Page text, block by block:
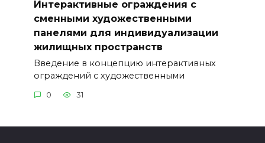
Интерактивные ограждения с
сменными художественными
панелями для индивидуализации
жилищных пространств
Введение в концепцию интерактивных
ограждений с художественными
0 31